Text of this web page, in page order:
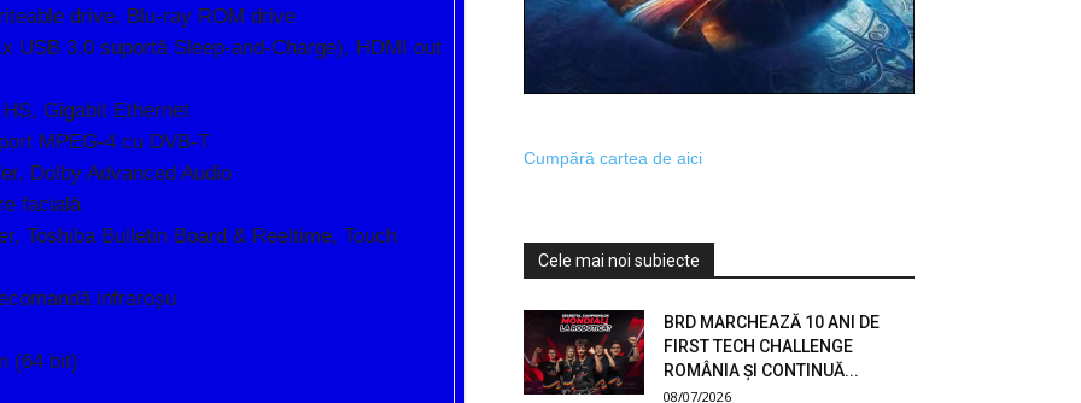
drive, Blu-ray ROM drive
USB 3.0 suportă Sleep-and-Charge), HDMI out
Gigabit Ethernet
MPEG-4 cu DVB-T
Dolby Advanced Audio
facială
Toshiba Bulletin Board & Reeltime, Touch
infraroșu
(64 bit)
Cumpără cartea de aici
Cele mai noi subiecte
BRD MARCHEAZĂ 10 ANI DE
FIRST TECH CHALLENGE
ROMÂNIA ȘI CONTINUĂ...
08/07/2026